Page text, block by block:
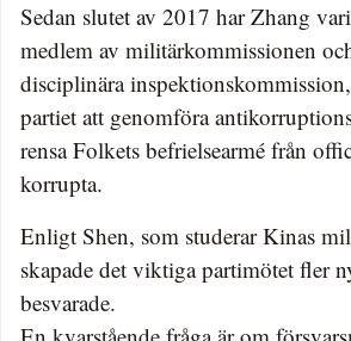
Sedan slutet av 2017 har Zhang
medlem av militärkommissionen
disciplinära
partiet att genomföra
rensa Folkets befrielsearmé från
korrupta.
Enligt Shen, som studerar Kinas
skapade det viktiga partimötet fler
besvarade.